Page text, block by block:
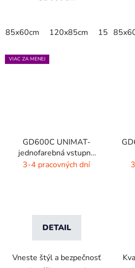
85x60cm 120x85cm
VIAC ZA MENEJ
GD600C UNIMAT-
jednofarebná vstupná
rohož- žiarivé farby
3-4 pracovných dní
DETAIL
Vneste štýl a bezpečnosť